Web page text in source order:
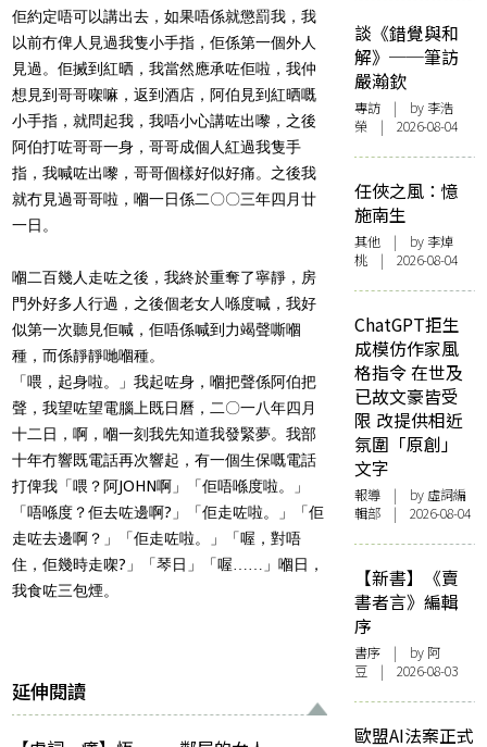
佢約定唔可以講出去，如果唔係就懲罰我，我
以前冇俾人見過我隻小手指，佢係第一個外人
見過。佢搣到紅晒，我當然應承咗佢啦，我仲
想見到哥哥㗎嘛，返到酒店，阿伯見到紅晒嘅
小手指，就問起我，我唔小心講咗出嚟，之後
阿伯打咗哥哥一身，哥哥成個人紅過我隻手
指，我喊咗出嚟，哥哥個樣好似好痛。之後我
就冇見過哥哥啦，嗰一日係二〇〇三年四月廿
一日。
嗰二百幾人走咗之後，我終於重奪了寧靜，房
門外好多人行過，之後個老女人喺度喊，我好
似第一次聽見佢喊，佢唔係喊到力竭聲嘶嗰
種，而係靜靜哋嗰種。
「喂，起身啦。」我起咗身，嗰把聲係阿伯把
聲，我望咗望電腦上既日曆，二〇一八年四月
十二日，啊，嗰一刻我先知道我發緊夢。我部
十年冇響既電話再次響起，有一個生保嘅電話
打俾我「喂？阿JOHN啊」「佢唔喺度啦。」
「唔喺度？佢去咗邊啊?」「佢走咗啦。」「佢
走咗去邊啊？」「佢走咗啦。」「喔，對唔
住，佢幾時走㗎?」「琴日」「喔……」嗰日，
我食咗三包煙。
延伸閱讀
談《錯覺與和
解》──筆訪
嚴瀚欽
專訪 | by 李浩
榮 | 2026-08-04
任俠之風：憶
施南生
其他 | by 李焯
桃 | 2026-08-04
ChatGPT拒生
成模仿作家風
格指令 在世及
已故文豪皆受
限 改提供相近
氛圍「原創」
文字
報導 | by 虛詞編
輯部 | 2026-08-04
【新書】《賣
書者言》編輯
序
書序 | by 阿
豆 | 2026-08-03
歐盟AI法案正式